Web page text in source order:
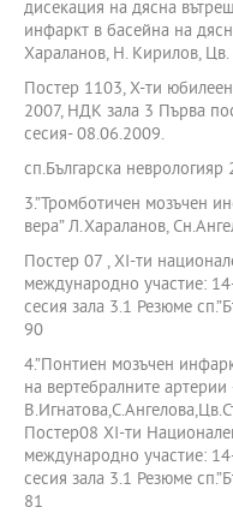
дисекация на дясна
инфаркт в басейна на
Хараланов, Н. Кирилов, Цв.
Постер 1103, Х-ти
2007, НДК зала 3 Първа
сесия- 08.06.2009.
сп.Българска неврологияр
3.”Тромботичен мозъчен
вера” Л.Хараланов,
Постер 07 , ХІ-ти
международно участие:
сесия зала 3.1 Резюме
90
4.”Понтиен мозъчен
на вертебралните
Постер08 ХІ-ти
международно участие:
сесия зала 3.1 Резюме
81